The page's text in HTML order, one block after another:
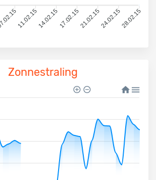
11.02.1514.02.1517.02.1521.02.1524.02.1528.02.15
Zonnestraling